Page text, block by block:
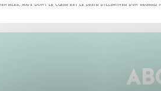
mais dont le cœur est le désir d’illuminer d’un